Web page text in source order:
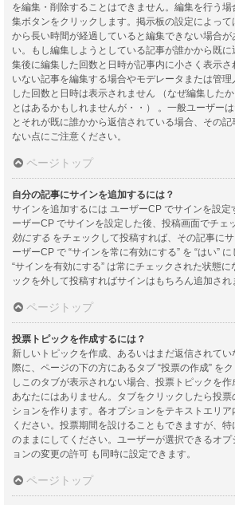
を編集・削除することはできません。編集を行う
集ボタンをクリックします。掲示板の設定によっ
から長い時間が経過していると編集できない場合が
い。もし編集しようとしている記事が誰かから既
集後に編集した回数と日時が記事内に小さく表示
いない記事を編集する場合やモデレータまたは管
した回数と日時は表示されません （なぜ編集した
とはあるかもしれませんが・・） 。一般ユーザー
とそれが既に誰かから返信されている場合、その
ない点にご注意ください。
ページトップ
自分の記事にサインを追加するには？
サインを追加するには ユーザーCP でサインを設定
ーザーCP でサインを設定した後、投稿画面でチェ
効にする をチェックして投稿すれば、その記事に
ーザーCP で “サインを常に有効にする” を “はい”
“サインを有効にする” は常にチェックされた状態
ックを外して投稿すればサインはもちろん追加され
ページトップ
投票トピックを作成するには？
新しいトピックを作成、あるいはまだ返信されて
際に、ページの下の方にあるタブ “投票の作成” を
しこのタブが表示されない場合、投票トピックを
あなたにはありません。タブをクリックしたら投
ションを作ります。各オプションをテキストエリ
ください。投票期間を設けることもできますが、
のままにしてください。ユーザーが選択できるオ
ョンの変更の許可 も同時に設定できます。
ページトップ